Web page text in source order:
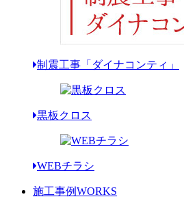
制震工事「ダイナコンティ」
黒板クロス
WEBチラシ
施工事例WORKS